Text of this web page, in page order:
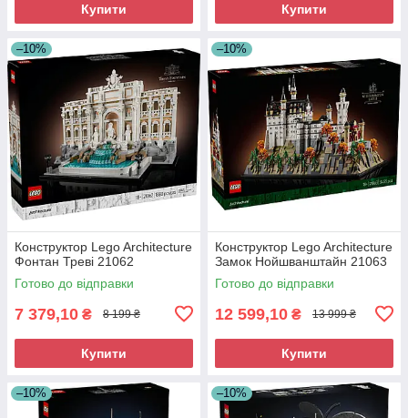
Купити Купити
–10%
Конструктор Lego Architecture
Фонтан Треві 21062
Готово до відправки
7 379,10 ₴ 8 199 ₴
Купити
–10%
Конструктор Lego Architecture
Замок Нойшванштайн 21063
Готово до відправки
12 599,10 ₴ 13 999 ₴
Купити
–10% –10%